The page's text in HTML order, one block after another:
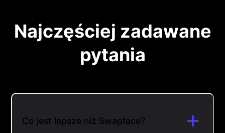
Najczęściej zadawane
pytania
Co jest lepsze niż Swapface?